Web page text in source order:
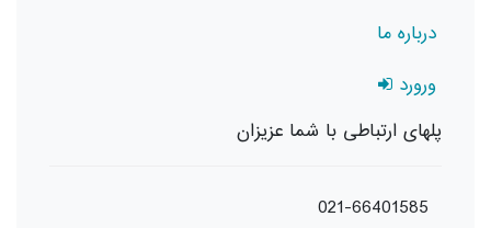
درباره ما
ورورد
پلهای ارتباطی با شما عزیزان
021-66401585